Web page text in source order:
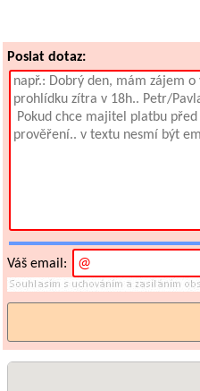
Poslat dotaz:
Váš email: